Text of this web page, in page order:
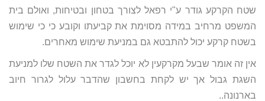
שטח הקרקע גודר ע"י רפאל לצורך בטחון ובטיחות, ואולם בית
המשפט מרחיב במידה מסוימת את קביעתו וקובע כי כי שימוש
בשטח קרקע יכול להתבטא גם במניעת שימוש מאחרים.
אין זה אומר שבעל מקרקעין לא יוכל לגדר את השטח שלו למניעת
השגת גבול אך יש לקחת בחשבון שהדבר עלול לגרור חיוב
בארנונה..